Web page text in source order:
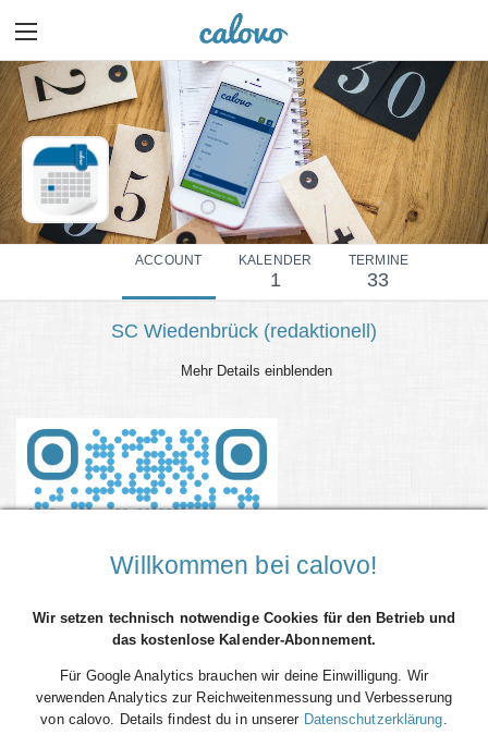
ACCOUNT KALENDER
1
TERMINE
33
SC Wiedenbrück (redaktionell)
Mehr Details einblenden
Willkommen bei calovo!
Wir setzen technisch notwendige Cookies für den Betrieb und
das kostenlose Kalender-Abonnement.
Für Google Analytics brauchen wir deine Einwilligung. Wir
verwenden Analytics zur Reichweitenmessung und Verbesserung
von calovo. Details findest du in unserer Datenschutzerklärung.